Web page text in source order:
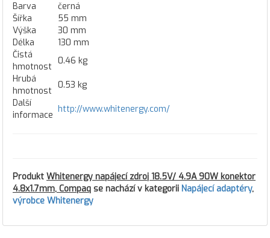
Barva
černá
Šířka
55 mm
Výška
30 mm
Délka
130 mm
Čistá
hmotnost
0.46 kg
Hrubá
hmotnost
0.53 kg
Další
informace
http://www.whitenergy.com/
Produkt Whitenergy napájecí zdroj 18.5V/ 4.9A 90W konektor
4.8x1.7mm, Compaq se nachází v kategorii Napájecí adaptéry,
výrobce Whitenergy